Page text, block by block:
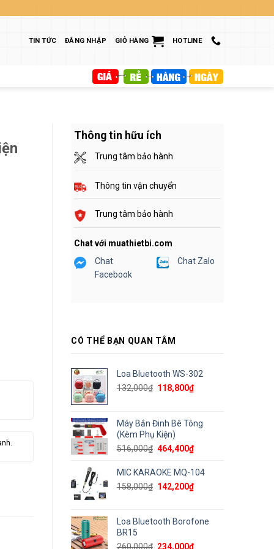
TIN TỨC ĐĂNG NHẬP GIỎ HÀNG HOTLINE
Thông tin hữu ích
Trung tâm bảo hành
Thông tin vận chuyển
Trung tâm bảo hành
Chat với muathietbi.com
Chat
Facebook
Chat Zalo
CÓ THỂ BẠN QUAN TÂM
Loa Bluetooth WS-302
132,000₫ Giá
132,000₫.
118,800₫Giá
là:
118,800₫.
Máy Bắn Đinh Bê Tông
(Kèm Phụ Kiện)
516,000₫ Giá
là:
516,000₫.
464,400₫Giá
tại
464,400₫.
MIC KARAOKE MQ-104
158,000₫ Giá
158,000₫.
142,200₫Giá
là:
Loa Bluetooth Borofone
BR15
260,000₫ Giá
234,000₫Giá